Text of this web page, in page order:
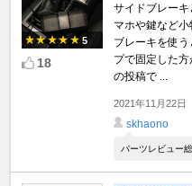
5
18
サイドブレー
マホや鍵など
ブレーキを使
プで固定した
の投稿で ...
2021年11月22日
skhaono
パーツレビュー